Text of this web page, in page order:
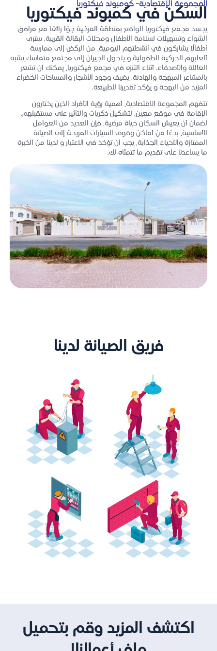
المجموعة الإقتصادية- كومبوند فيكتوريا
السكن في كمبوند فيكتوريا
يجسد مجمع فيكتوريا الواقع بمنطقة المرخية جوًا رائعًا مع مرافق
الشواء وتسهيلات لسلامة الأطفال ومحلات البقالة القريبة. سترى
أطفالًا يشاركون في أنشطتهم اليومية، من الركض إلى ممارسة
ألعابهم الحركية الطفولية و يتحول الجيران إلى مجتمع متماسك يشبه
العائلة والأصدقاء. أثناء التنزه في مجمع فيكتوريا، يمكنك أن تشعر
بالمشاعر المبهجة والهادئة. يضيف وجود الأشجار والمساحات الخضراء
المزيد من البهجة و يؤكد تقديرنا للطبيعة.
تتفهم المجموعة الاقتصادية، أهمية رؤية الأفراد الذين يختارون
الإقامة في موقع معين، لتشكيل ذكريات والتأثير على مستقبلهم.
لضمان أن يعيش السكان حياة مرضية، فإن العديد من العوامل
الأساسية، بدءًا من أماكن وقوف السيارات المريحة إلى الصيانة
الممتازة والأحياء الجذابة، يجب أن تؤخذ في الاعتبار و لدينا من الخبرة
ما يساعدنا على تقديم ما تتمنّاه لك.
فريق الصيانة لدينا
اكتشف المزيد وقم بتحميل